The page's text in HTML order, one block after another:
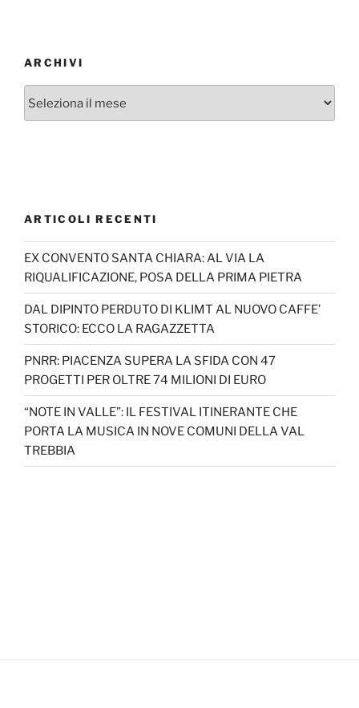
ARCHIVI
ARTICOLI RECENTI
EX CONVENTO SANTA CHIARA: AL VIA LA
RIQUALIFICAZIONE, POSA DELLA PRIMA PIETRA
DAL DIPINTO PERDUTO DI KLIMT AL NUOVO CAFFE’
STORICO: ECCO LA RAGAZZETTA
PNRR: PIACENZA SUPERA LA SFIDA CON 47
PROGETTI PER OLTRE 74 MILIONI DI EURO
“NOTE IN VALLE”: IL FESTIVAL ITINERANTE CHE
PORTA LA MUSICA IN NOVE COMUNI DELLA VAL
TREBBIA